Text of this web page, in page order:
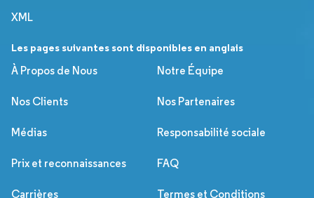
XML
Les pages suivantes sont disponibles en anglais
À Propos de Nous
Notre Équipe
Nos Clients Nos Partenaires
Médias Responsabilité sociale
Prix et reconnaissances FAQ
Carrières Termes et Conditions